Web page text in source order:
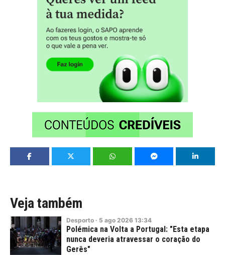
Veja também
Desporto · 5 ago 2026 13:34
Polémica na Volta a Portugal: "Esta etapa
nunca deveria atravessar o coração do
Gerês"